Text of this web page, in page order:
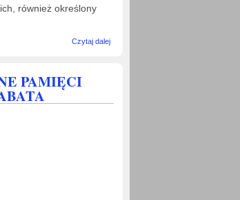
również określony
Czytaj dalejwpis 300 LAT
PAMIĘCI